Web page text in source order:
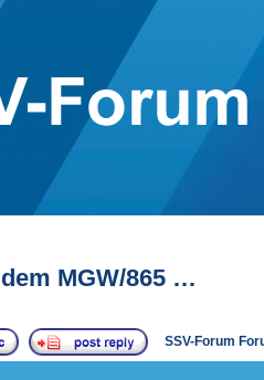
MGW/865 …
SSV-Forum